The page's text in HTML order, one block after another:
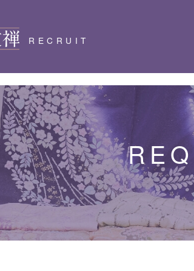
RECRUIT